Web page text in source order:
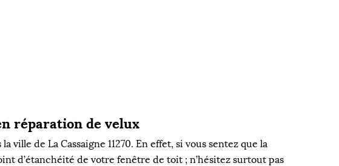
réparation de velux
de La Cassaigne 11270. En effet, si vous sentez que la
d’étanchéité de votre fenêtre de toit ; n’hésitez surtout pas